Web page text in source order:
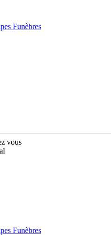
Funèbres
vous
Funèbres